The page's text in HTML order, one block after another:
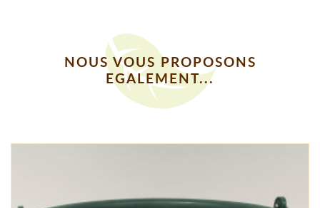
NOUS VOUS PROPOSONS
EGALEMENT...